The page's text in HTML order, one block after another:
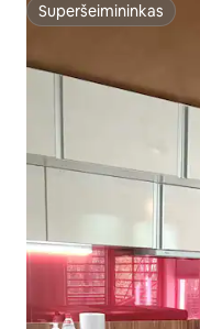
Superšeimininkas
Superšeimininkas